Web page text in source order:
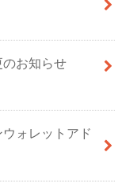
お知らせ
ォレットアド